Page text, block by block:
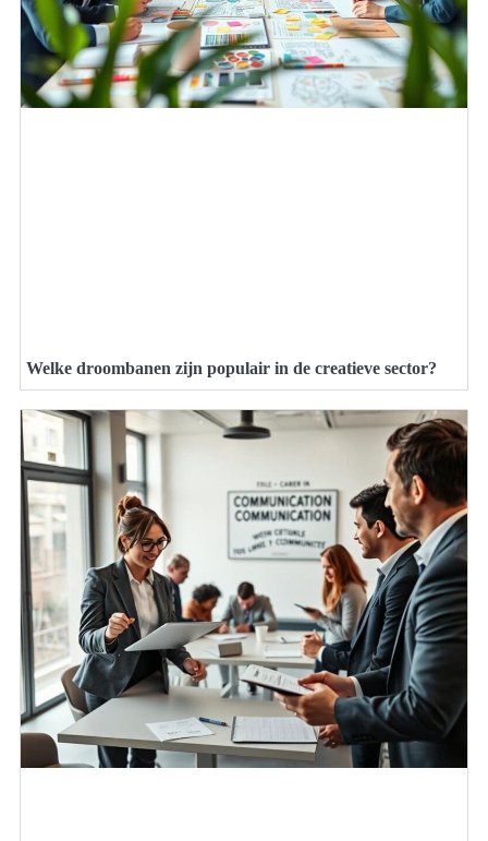
Welke droombanen zijn populair in de creatieve sector?